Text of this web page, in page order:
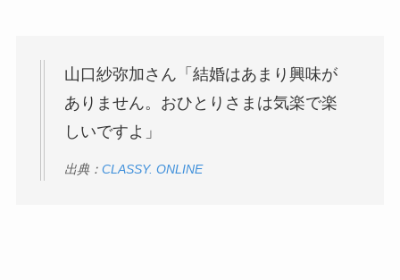
山口紗弥加さん「結婚はあまり興味が
ありません。おひとりさまは気楽で楽
しいですよ」
出典： CLASSY. ONLINE